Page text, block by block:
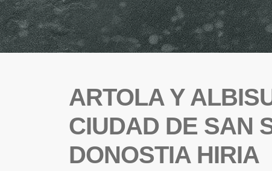
ARTOLA Y
CIUDAD DE SAN
DONOSTIA HIRIA